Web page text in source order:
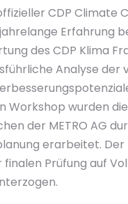
CDP
Erfahrung
des CDP Klima
Analyse
Workshop wurden
der METRO AG
erarbeitet.
Prüfung auf